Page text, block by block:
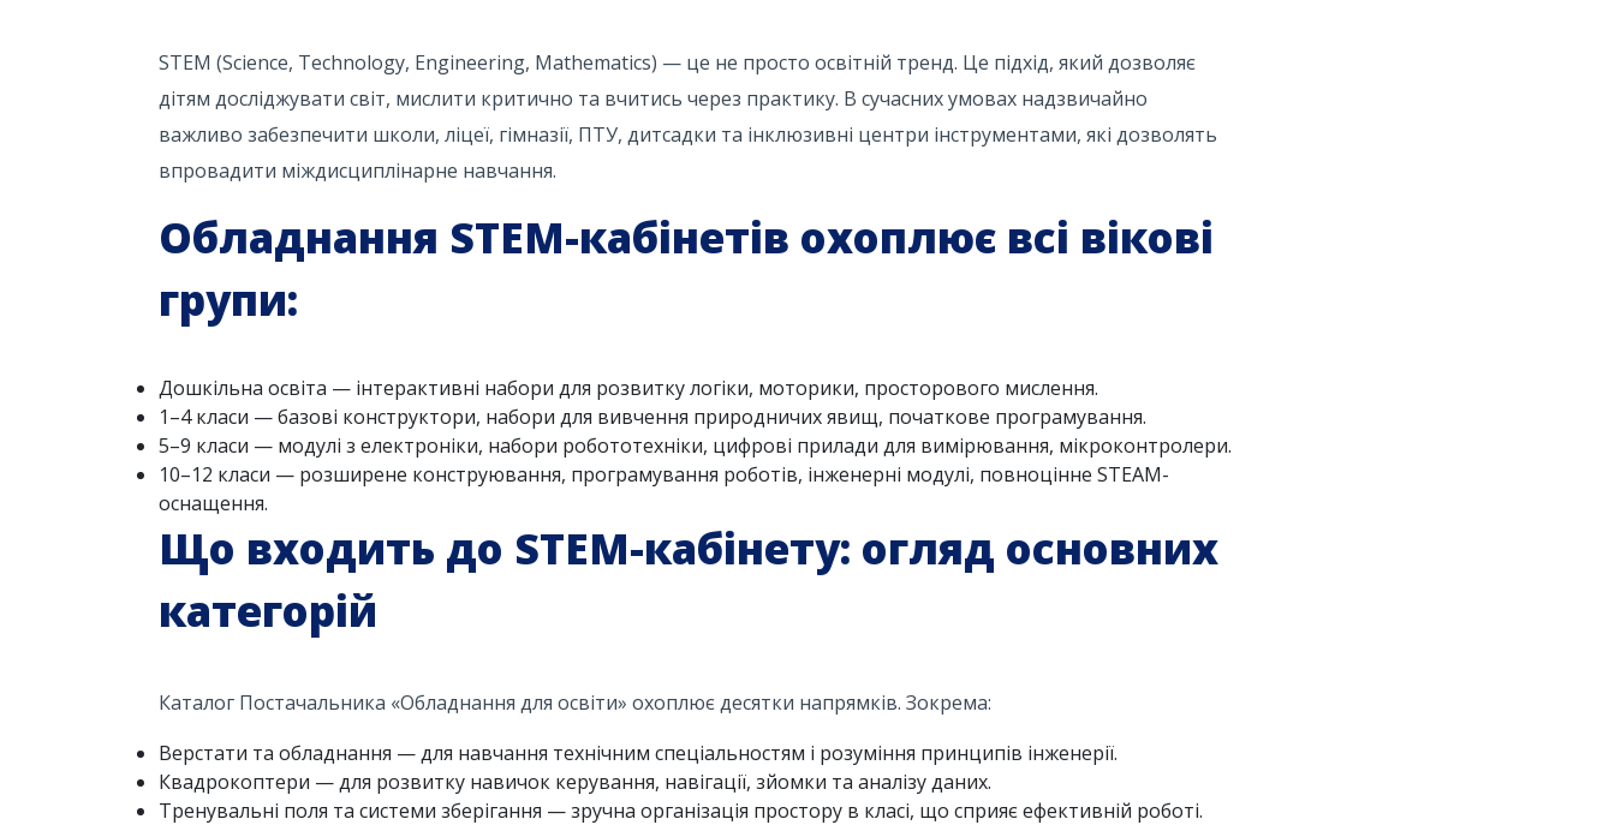
STEM (Science, Technology, Engineering, Mathematics) — це не просто освітній тренд. Це підхід, який дозволяє
дітям досліджувати світ, мислити критично та вчитись через практику. В сучасних умовах надзвичайно
важливо забезпечити школи, ліцеї, гімназії, ПТУ, дитсадки та інклюзивні центри інструментами, які дозволять
впровадити міждисциплінарне навчання.
Обладнання STEM-кабінетів охоплює всі вікові
групи:
Дошкільна освіта — інтерактивні набори для розвитку логіки, моторики, просторового мислення.
1–4 класи — базові конструктори, набори для вивчення природничих явищ, початкове програмування.
5–9 класи — модулі з електроніки, набори робототехніки, цифрові прилади для вимірювання, мікроконтролери.
10–12 класи — розширене конструювання, програмування роботів, інженерні модулі, повноцінне STEAM-
оснащення.
Що входить до STEM-кабінету: огляд основних
категорій
Каталог Постачальника «Обладнання для освіти» охоплює десятки напрямків. Зокрема:
Верстати та обладнання — для навчання технічним спеціальностям і розуміння принципів інженерії.
Квадрокоптери — для розвитку навичок керування, навігації, зйомки та аналізу даних.
Тренувальні поля та системи зберігання — зручна організація простору в класі, що сприяє ефективній роботі.